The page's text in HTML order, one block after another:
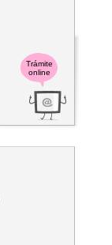
Trámite
online